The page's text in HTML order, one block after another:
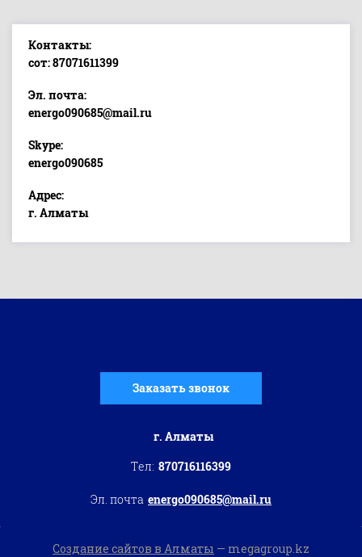
Контакты:
сот: 87071611399
Эл. почта:
energo090685@mail.ru
Skype:
energo090685
Адрес:
г. Алматы
Заказать звонок
г. Алматы
Тел: 870716116399
Эл. почта energo090685@mail.ru
Создание сайтов в Алматы — megagroup.kz